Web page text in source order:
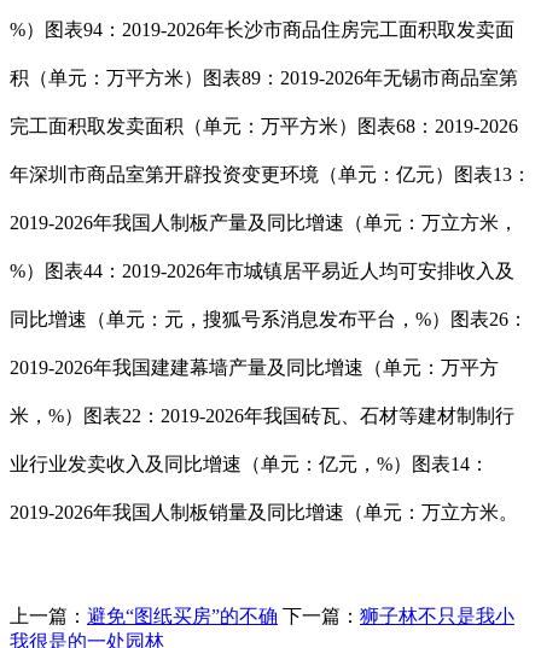
%）图表94：2019-2026年长沙市商品住房完工面积取发卖面
积（单元：万平方米）图表89：2019-2026年无锡市商品室第
完工面积取发卖面积（单元：万平方米）图表68：2019-2026
年深圳市商品室第开辟投资变更环境（单元：亿元）图表13：
2019-2026年我国人制板产量及同比增速（单元：万立方米，
%）图表44：2019-2026年市城镇居平易近人均可安排收入及
同比增速（单元：元，搜狐号系消息发布平台，%）图表26：
2019-2026年我国建建幕墙产量及同比增速（单元：万平方
米，%）图表22：2019-2026年我国砖瓦、石材等建材制制行
业行业发卖收入及同比增速（单元：亿元，%）图表14：
2019-2026年我国人制板销量及同比增速（单元：万立方米。
上一篇： 避免“图纸买房”的不确 下一篇： 狮子林不只是我小
我很是的一处园林